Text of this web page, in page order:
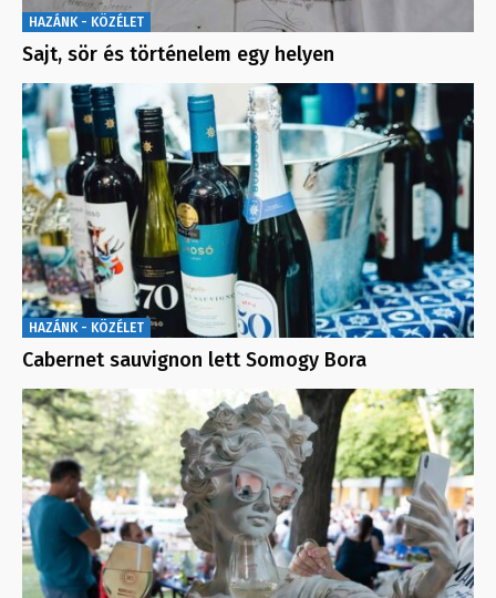
HAZÁNK - KÖZÉLET
Sajt, sör és történelem egy helyen
HAZÁNK - KÖZÉLET
Cabernet sauvignon lett Somogy Bora